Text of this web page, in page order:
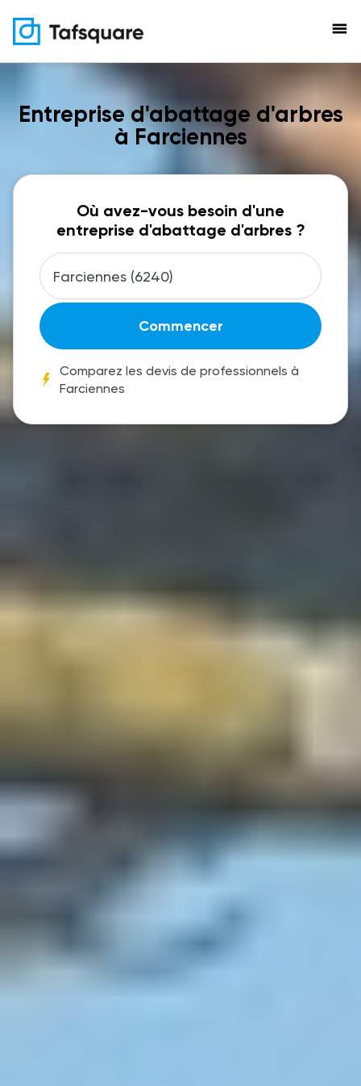
menu
Entreprise d'abattage d'arbres
à Farciennes
Où avez-vous besoin d'une
entreprise d'abattage d'arbres ?
Commencer
Comparez les devis de professionnels à
Farciennes